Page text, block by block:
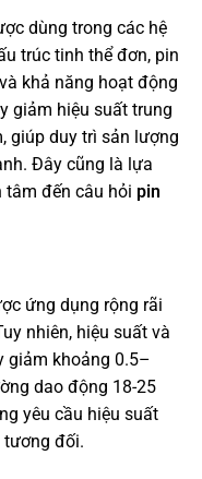
dùng trong các hệ
trúc tinh thể đơn, pin
khả năng hoạt động
giảm hiệu suất trung
giúp duy trì sản lượng
Đây cũng là lựa
tâm đến câu hỏi pin
ứng dụng rộng rãi
nhiên, hiệu suất và
giảm khoảng 0.5–
dao động 18-25
yêu cầu hiệu suất
tương đối.